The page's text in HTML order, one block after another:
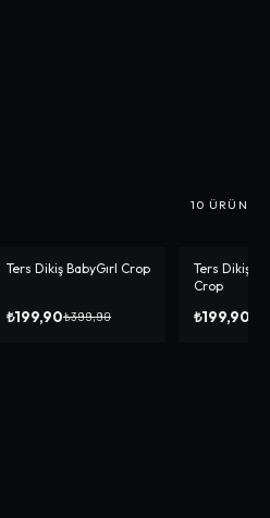
10 ÜRÜN
-%50
Ters Dikiş BabyGırl Crop
₺199,90₺399,90
-%33
Ters Dikiş
Crop
₺199,90